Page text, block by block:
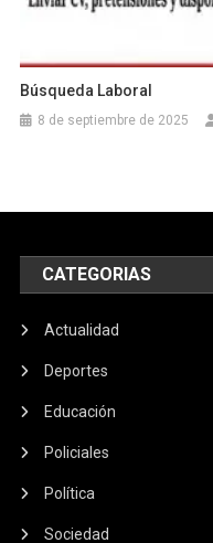
Búsqueda Laboral
8 de septiembre de 2025
CATEGORIAS
Actualidad
Deportes
Educación
Policiales
Política
Sociedad